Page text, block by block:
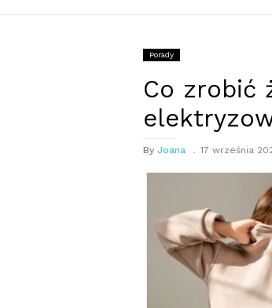
Porady
Co zrobić
By Joana 17 września